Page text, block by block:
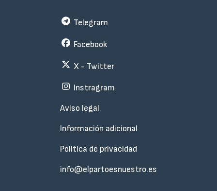
Subfooter
Telegram
Facebook
X - Twitter
Instragram
Aviso legal
Información adicional
Política de privacidad
info@elpartoesnuestro.es